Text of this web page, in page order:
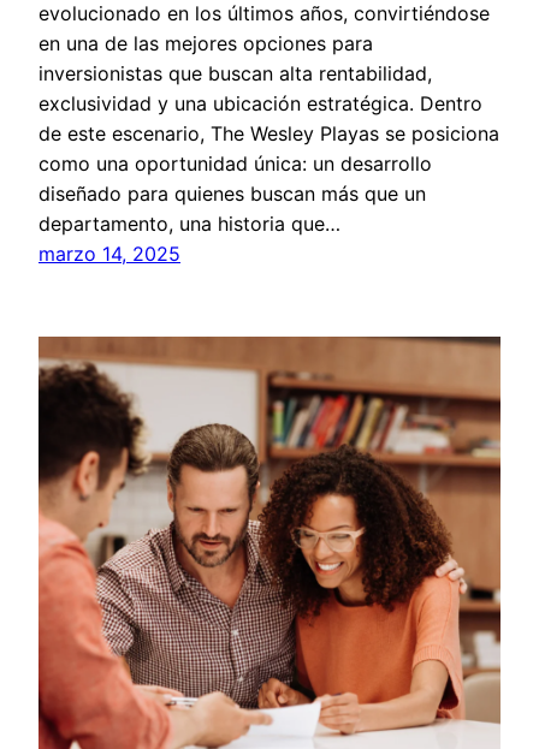
evolucionado en los últimos años, convirtiéndose
en una de las mejores opciones para
inversionistas que buscan alta rentabilidad,
exclusividad y una ubicación estratégica. Dentro
de este escenario, The Wesley Playas se posiciona
como una oportunidad única: un desarrollo
diseñado para quienes buscan más que un
departamento, una historia que…
marzo 14, 2025